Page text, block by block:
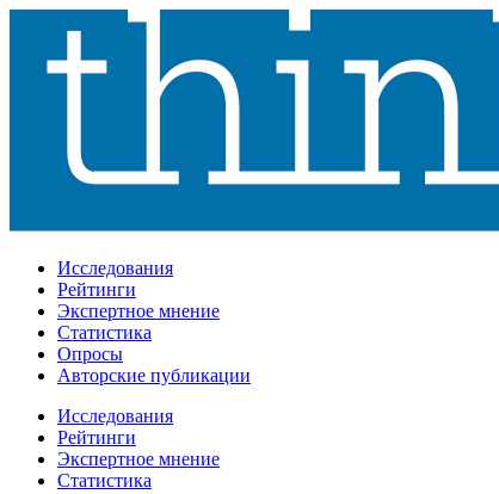
Исследования
Рейтинги
Экспертное мнение
Статистика
Опросы
Авторские публикации
Исследования
Рейтинги
Экспертное мнение
Статистика